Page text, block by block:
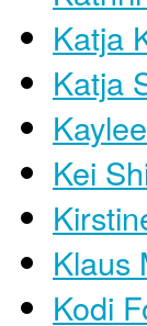
Katja
Katja
Kei
Klaus
Kodi